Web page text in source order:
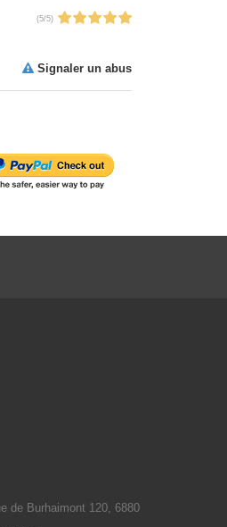
(5/5)
Signaler un abus
de Burhaimont 120, 6880